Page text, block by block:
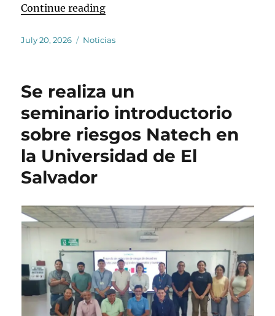
Continue reading“Curso introductorio sobre
Posted
July 20, 2026 Categories
Noticias
Se realiza un
seminario introductorio
sobre riesgos Natech en
la Universidad de El
Salvador